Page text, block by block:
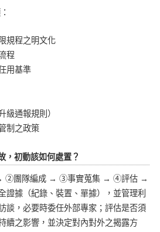
規程之明文化
程
用基準
級通報規則）
制之政策
，初動該如何處置？
②團隊編成 → ③事實蒐集 → ④評估 →
據（紀錄、裝置、單據），並管理利
談，必要時委任外部專家；評估是否須
續之影響，並決定對內對外之揭露方